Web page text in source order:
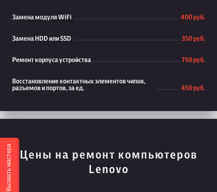
Замена модуля WiFi 400 руб.
Замена HDD или SSD 350 руб.
Ремонт корпуса устройства 750 руб.
Восстановление контактных элементов чипов,
разъемов и портов, за ед.
450 руб.
Цены на ремонт компьютеров
Lenovo
Вызвать мастера